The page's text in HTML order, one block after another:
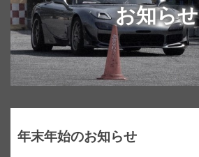
お知らせ
年末年始のお知らせ